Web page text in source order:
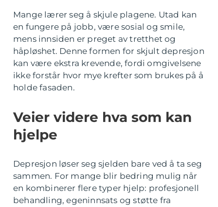
Mange lærer seg å skjule plagene. Utad kan
en fungere på jobb, være sosial og smile,
mens innsiden er preget av tretthet og
håpløshet. Denne formen for skjult depresjon
kan være ekstra krevende, fordi omgivelsene
ikke forstår hvor mye krefter som brukes på å
holde fasaden.
Veier videre hva som kan
hjelpe
Depresjon løser seg sjelden bare ved å ta seg
sammen. For mange blir bedring mulig når
en kombinerer flere typer hjelp: profesjonell
behandling, egeninnsats og støtte fra